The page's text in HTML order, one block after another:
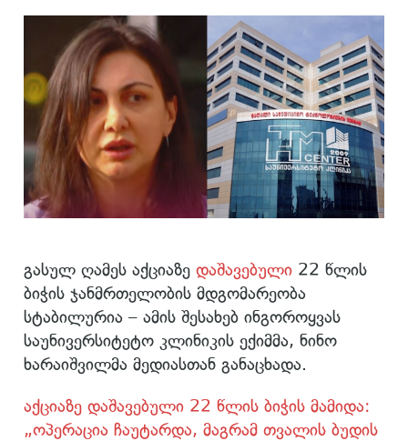
გასულ ღამეს აქციაზე დაშავებული 22 წლის
ბიჭის ჯანმრთელობის მდგომარეობა
სტაბილურია – ამის შესახებ ინგოროყვას
საუნივერსიტეტო კლინიკის ექიმმა, ნინო
ხარაიშვილმა მედიასთან განაცხადა.
აქციაზე დაშავებული 22 წლის ბიჭის მამიდა:
„ოპერაცია ჩაუტარდა, მაგრამ თვალის ბუდის